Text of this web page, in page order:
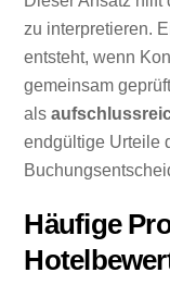
zu interpretieren.
entsteht, wenn
gemeinsam
als
endgültige Urteile
Häufige